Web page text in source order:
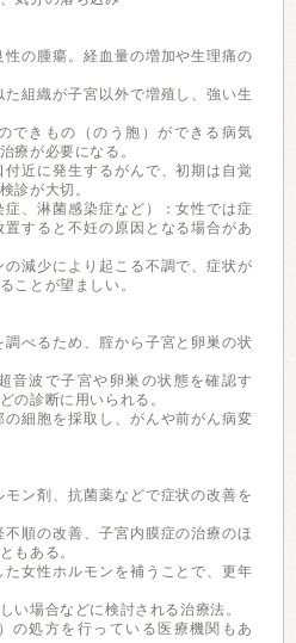
性の腫瘍。経血量の増加や生理痛の
た組織が子宮以外で増殖し、強い生
できもの（のう胞）ができる病気
療が必要になる。
付近に発生するがんで、初期は自覚
診が大切。
症、淋菌感染症など）：女性では症
すると不妊の原因となる場合があ
の減少により起こる不調で、症状が
ことが望ましい。
調べるため、腟から子宮と卵巣の状
音波で子宮や卵巣の状態を確認す
の診断に用いられる。
の細胞を採取し、がんや前がん病変
モン剤、抗菌薬などで症状の改善を
不順の改善、子宮内膜症の治療のほ
もある。
た女性ホルモンを補うことで、更年
い場合などに検討される治療法。
の処方を行っている医療機関もあ